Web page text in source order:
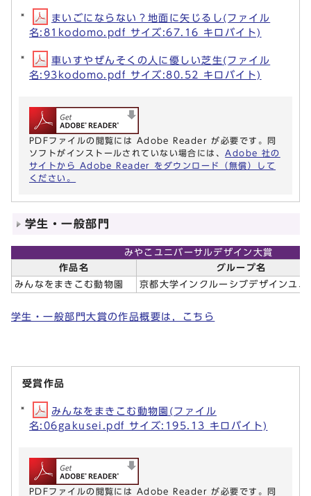
まいごにならない？地面に矢じるし(ファイル
名:81kodomo.pdf サイズ:67.16 キロバイト)
車いすやぜんそくの人に優しい芝生(ファイル
名:93kodomo.pdf サイズ:80.52 キロバイト)
PDFファイルの閲覧には Adobe Reader が必要です。同
ソフトがインストールされていない場合には、 Adobe 社の
サイトから Adobe Reader をダウンロード（無償）して
ください。
学生・一般部門
みやこユニバーサルデザイン大賞
作品名
グループ名
みんなをまきこむ動物園
京都大学インクルーシブデザインユニ
学生・一般部門大賞の作品概要は，こちら
受賞作品
みんなをまきこむ動物園(ファイル
名:06gakusei.pdf サイズ:195.13 キロバイト)
PDFファイルの閲覧には Adobe Reader が必要です。同